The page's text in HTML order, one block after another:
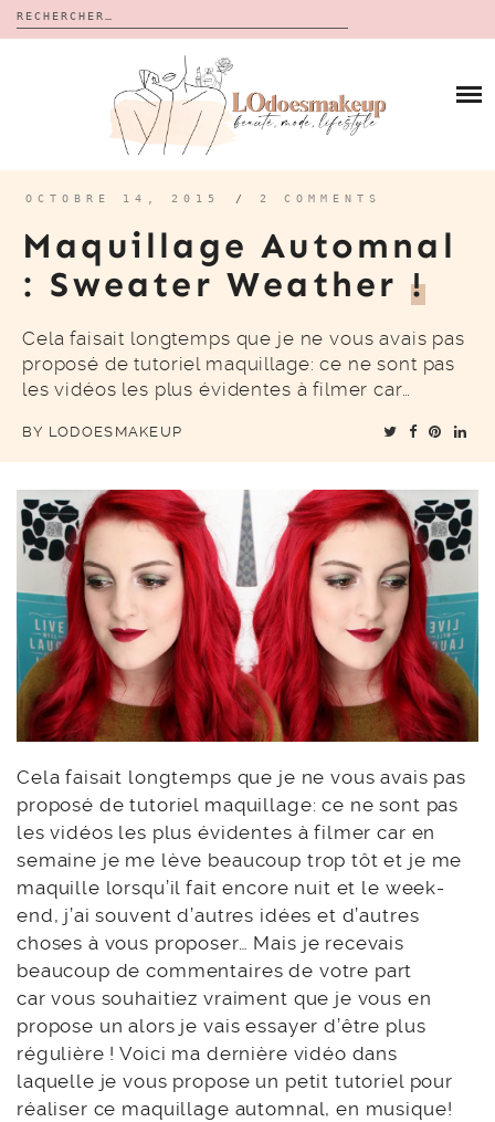
Rechercher :
CALENDRIERS DE L’AVENT
BON PLAN
À PROPOS
CONTACT
OCTOBRE 14, 2015 / 2 COMMENTS
Maquillage Automnal
: Sweater Weather !
Cela faisait longtemps que je ne vous avais pas
proposé de tutoriel maquillage: ce ne sont pas
les vidéos les plus évidentes à filmer car…
BY LODOESMAKEUP
Cela faisait longtemps que je ne vous avais pas
proposé de tutoriel maquillage: ce ne sont pas
les vidéos les plus évidentes à filmer car en
semaine je me lève beaucoup trop tôt et je me
maquille lorsqu’il fait encore nuit et le week-
end, j’ai souvent d’autres idées et d’autres
choses à vous proposer… Mais je recevais
beaucoup de commentaires de votre part
car vous souhaitiez vraiment que je vous en
propose un alors je vais essayer d’être plus
régulière ! Voici ma dernière vidéo dans
laquelle je vous propose un petit tutoriel pour
réaliser ce maquillage automnal, en musique!